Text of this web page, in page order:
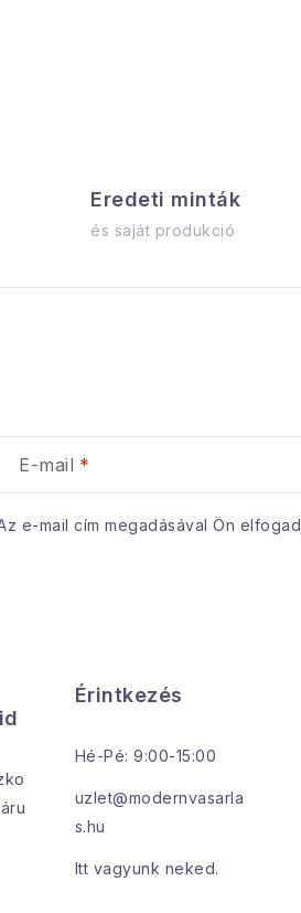
Eredeti minták
és saját produkció
E-mail
e-mail cím megadásával Ön
Érintkezés
Hé-Pé: 9:00-15:00
uzlet@modernvasarla
s.hu
Itt vagyunk neked.